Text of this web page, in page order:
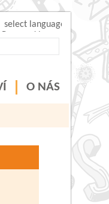
O NÁS